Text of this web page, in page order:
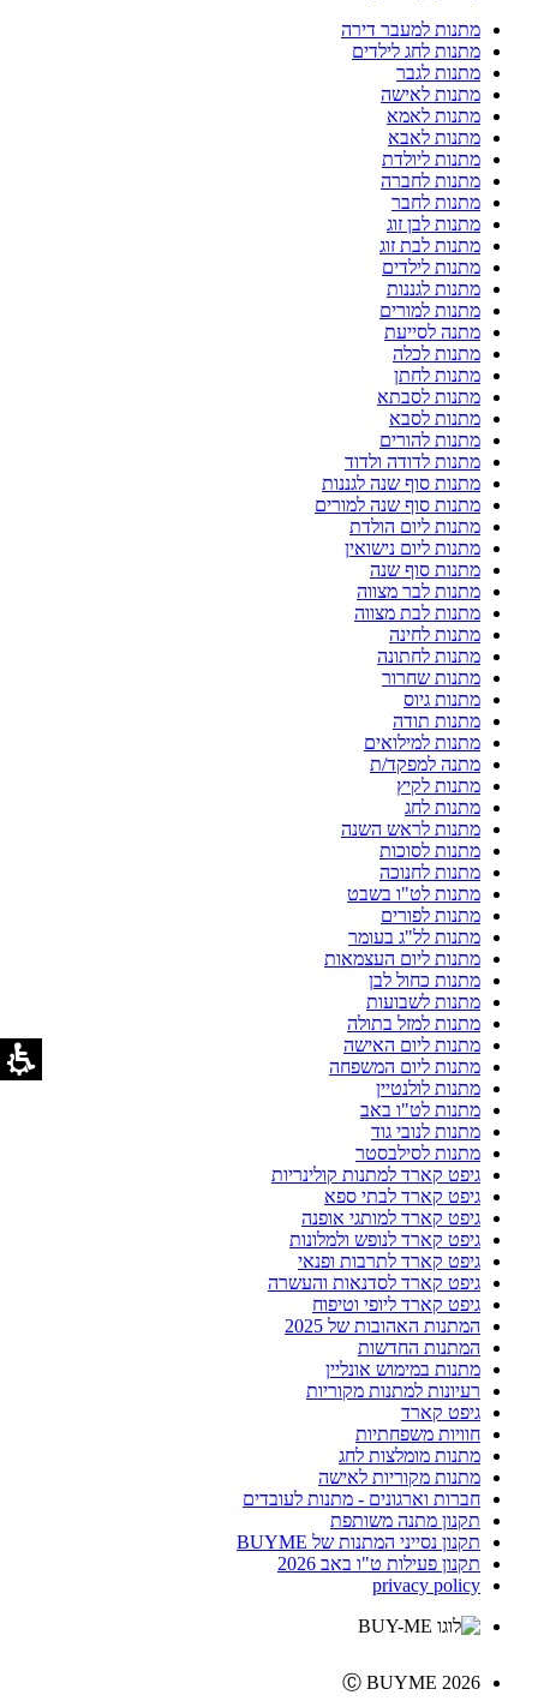
מתנות למעבר דירה
מתנות לחג לילדים
מתנות לגבר
מתנות לאישה
מתנות לאמא
מתנות לאבא
מתנות ליולדת
מתנות לחברה
מתנות לחבר
מתנות לבן זוג
מתנות לבת זוג
מתנות לילדים
מתנות לגננות
מתנות למורים
מתנה לסייעת
מתנות לכלה
מתנות לחתן
מתנות לסבתא
מתנות לסבא
מתנות להורים
מתנות לדודה ולדוד
מתנות סוף שנה לגננות
מתנות סוף שנה למורים
מתנות ליום הולדת
מתנות ליום נישואין
מתנות סוף שנה
מתנות לבר מצווה
מתנות לבת מצווה
מתנות לחינה
מתנות לחתונה
מתנות שחרור
מתנות גיוס
מתנות תודה
מתנות למילואים
מתנה למפקד/ת
מתנות לקיץ
מתנות לחג
מתנות לראש השנה
מתנות לסוכות
מתנות לחנוכה
מתנות לט"ו בשבט
מתנות לפורים
מתנות לל"ג בעומר
מתנות ליום העצמאות
מתנות כחול לבן
מתנות לשבועות
מתנות למזל בתולה
מתנות ליום האישה
מתנות ליום המשפחה
מתנות לולנטיין
מתנות לט"ו באב
מתנות לנובי גוד
מתנות לסילבסטר
גיפט קארד למתנות קולינריות
גיפט קארד לבתי ספא
גיפט קארד למותגי אופנה
גיפט קארד לנופש ולמלונות
גיפט קארד לתרבות ופנאי
גיפט קארד לסדנאות והעשרה
גיפט קארד ליופי וטיפוח
המתנות האהובות של 2025
המתנות החדשות
מתנות במימוש אונליין
רעיונות למתנות מקוריות
גיפט קארד
חוויות משפחתיות
מתנות מומלצות לחג
מתנות מקוריות לאישה
חברות וארגונים - מתנות לעובדים
תקנון מתנה משותפת
תקנון נסייני המתנות של BUYME
תקנון פעילות ט"ו באב 2026
privacy policy
Ⓒ BUYME 2026